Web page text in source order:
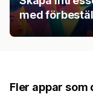
med
Fler appar som